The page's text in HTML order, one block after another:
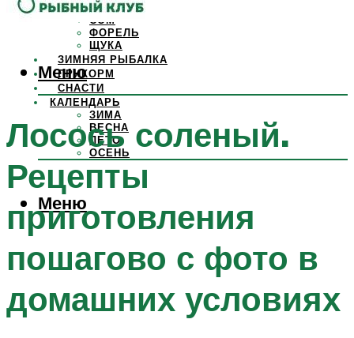
САЗАН
СОМ
ФОРЕЛЬ
ЩУКА
ЗИМНЯЯ РЫБАЛКА
ПРИКОРМ
СНАСТИ
КАЛЕНДАРЬ
ЗИМА
ВЕСНА
ЛЕТО
ОСЕНЬ
Меню
Меню
Лосось соленый.
Рецепты
приготовления
пошагово с фото в
домашних условиях